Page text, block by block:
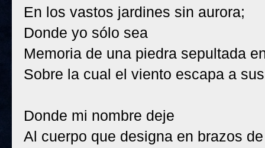
En los vastos jardines sin aurora;
Donde yo sólo sea
Memoria de una piedra sepultada
Sobre la cual el viento escapa a
Donde mi nombre deje
Al cuerpo que designa en brazos